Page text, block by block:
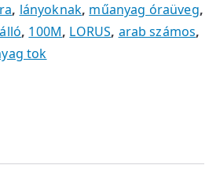
, lányoknak, műanyag óraüveg,
, 100M, LORUS, arab számos,
tok